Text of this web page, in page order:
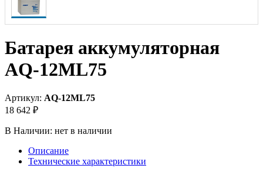
Батарея аккумуляторная
AQ-12ML75
Артикул: AQ-12ML75
18 642 ₽
В Наличии: нет в наличии
Описание
Технические характеристики